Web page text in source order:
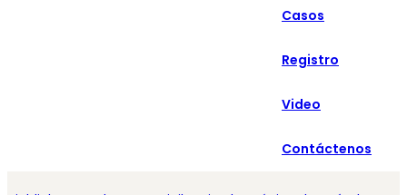
EspañolCasos
Registro
Video
Contáctenos